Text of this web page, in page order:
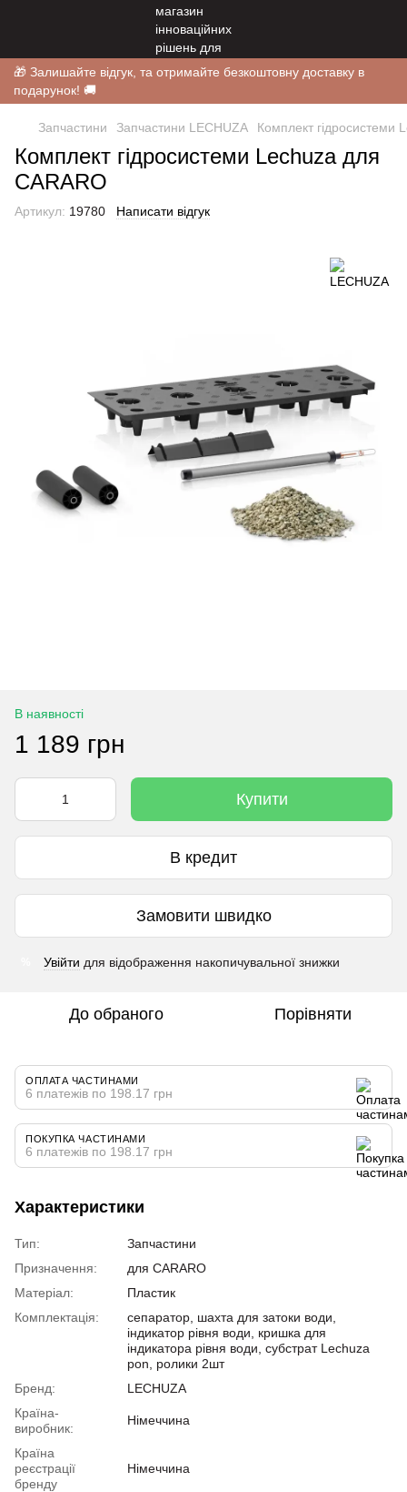
🎁 Залишайте відгук, та отримайте безкоштовну доставку в
подарунок! 🚚
Запчастини Запчастини LECHUZA Комплект гідросистеми
Комплект гідросистеми Lechuza для
CARARO
Артикул: 19780 Написати відгук
В наявності
1 189 грн
Купити
В кредит
Замовити швидко
Увійти для відображення накопичувальної знижки
До обраного Порівняти
ОПЛАТА ЧАСТИНАМИ
6 платежів по 198.17 грн
ПОКУПКА ЧАСТИНАМИ
6 платежів по 198.17 грн
Характеристики
Тип:
Запчастини
Призначення:
для CARARO
Матеріал:
Пластик
Комплектація:
сепаратор, шахта для затоки води,
індикатор рівня води, кришка для
індикатора рівня води, субстрат Lechuza
pon, ролики 2шт
Бренд:
LECHUZA
Країна-
виробник:
Німеччина
Країна
реєстрації
бренду
Німеччина